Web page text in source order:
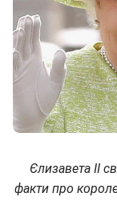
Єлизавета II
факти про